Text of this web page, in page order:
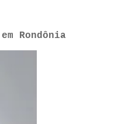
Rondônia